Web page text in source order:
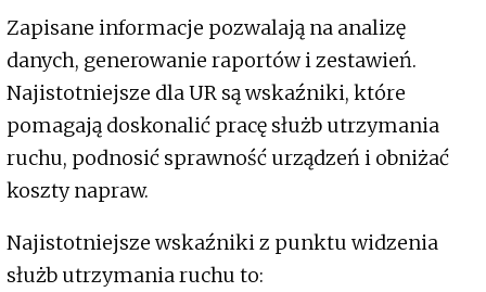
Zapisane informacje pozwalają na analizę
danych, generowanie raportów i zestawień.
Najistotniejsze dla UR są wskaźniki, które
pomagają doskonalić pracę służb utrzymania
ruchu, podnosić sprawność urządzeń i obniżać
koszty napraw.
Najistotniejsze wskaźniki z punktu widzenia
służb utrzymania ruchu to: